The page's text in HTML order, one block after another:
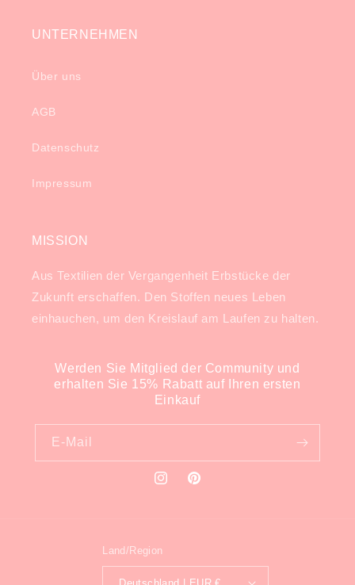
UNTERNEHMEN
Über uns
AGB
Datenschutz
Impressum
MISSION
Aus Textilien der Vergangenheit Erbstücke der
Zukunft erschaffen. Den Stoffen neues Leben
einhauchen, um den Kreislauf am Laufen zu halten.
Werden Sie Mitglied der Community und
erhalten Sie 15% Rabatt auf Ihren ersten
Einkauf
E-Mail
InstagramPinterest
Land/Region